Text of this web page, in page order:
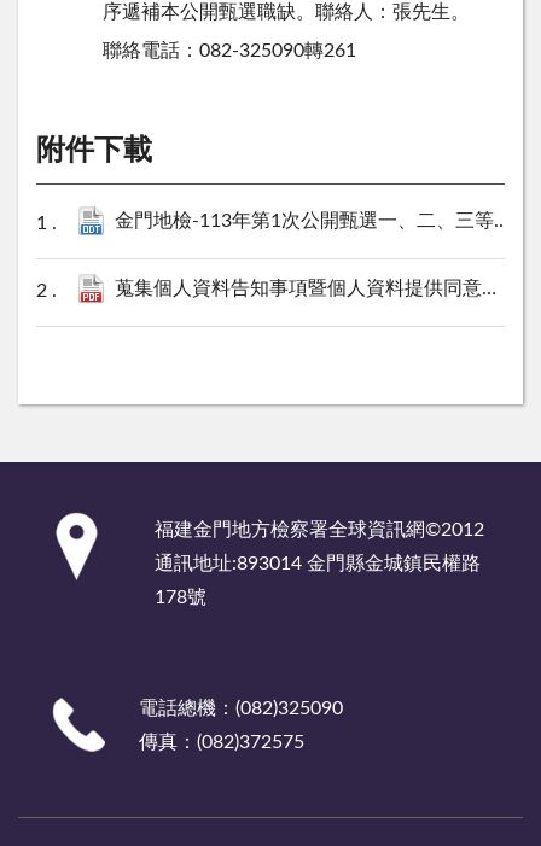
序遞補本公開甄選職缺。聯絡人：張先生。
聯絡電話： 082-325090轉261
附件下載
金門地檢-113年第1次公開甄選一、二、三等書記官報名表.odt
蒐集個人資料告知事項暨個人資料提供同意書.pdf
福建金門地方檢察署全球資訊網©2012
通訊地址:893014 金門縣金城鎮民權路
178號
電話總機：(082)325090
傳真：(082)372575